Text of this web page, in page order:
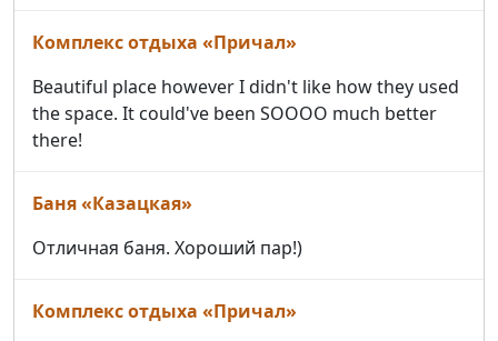
Комплекс отдыха «Причал»
Beautiful place however I didn't like how they used
the space. It could've been SOOOO much better
there!
Баня «Казацкая»
Отличная баня. Хороший пар!)
Комплекс отдыха «Причал»